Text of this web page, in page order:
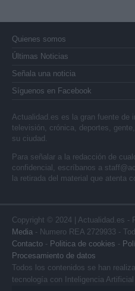
Quienes somos
Últimas Noticias
Señala una noticia
Síguenos en Facebook
Actualidad.es es la gran fuente de
televisión, crónica, deportes,
su ciudad.
Para señalar a la redacción de
confidencial, escríbanos a
la retirada del material que atenta
Copyright © 2024 | Actualidad.es -
Media - Numero REA 2729933 -
Contacto - Politica de cookies -
Procesamiento de datos
Todos los contenidos se han
tecnología con Inteligencia